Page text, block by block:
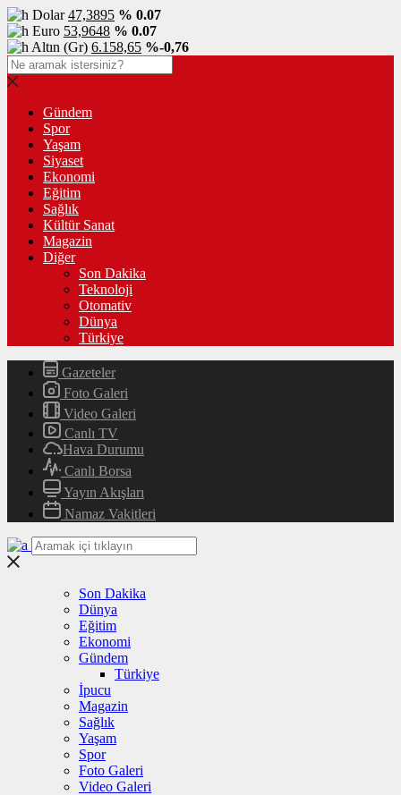
Dolar47,3895 % 0.07
Euro 53,9648 % 0.07
Altın (Gr) 6.158,65 %-0,76
Gündem
Spor
Yaşam
Siyaset
Ekonomi
Eğitim
Sağlık
Kültür Sanat
Magazin
Diğer
Son Dakika
Teknoloji
Otomativ
Dünya
Türkiye
Gazeteler
Foto Galeri
Video Galeri
Canlı TV
Hava Durumu
Canlı Borsa
Yayın Akışları
Namaz Vakitleri
Son Dakika
Dünya
Eğitim
Ekonomi
Gündem
Türkiye
İpucu
Magazin
Sağlık
Yaşam
Spor
Foto Galeri
Video Galeri